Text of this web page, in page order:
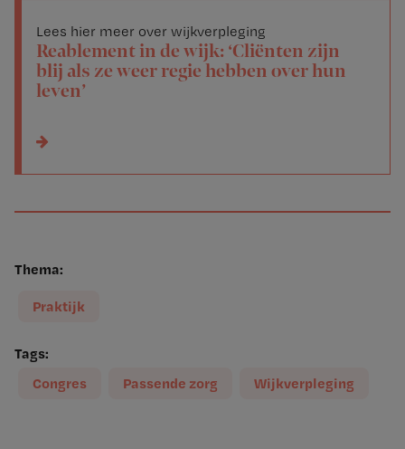
Lees hier meer over wijkverpleging
Reablement in de wijk: ‘Cliënten zijn
blij als ze weer regie hebben over hun
leven’
Thema:
Praktijk
Tags:
Congres
Passende zorg Wijkverpleging